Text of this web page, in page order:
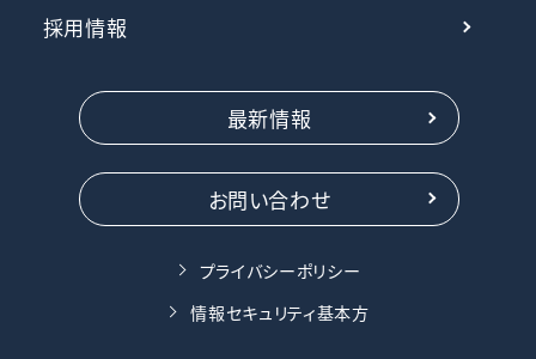
採用情報
最新情報
お問い合わせ
プライバシーポリシー
情報セキュリティ基本方